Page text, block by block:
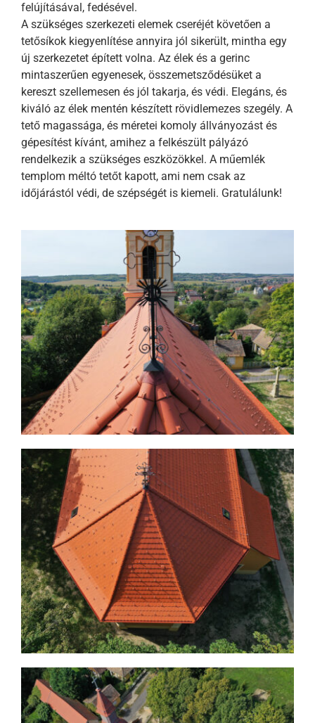
felújításával, fedésével.
A szükséges szerkezeti elemek cseréjét követően a
tetősíkok kiegyenlítése annyira jól sikerült, mintha egy
új szerkezetet épített volna. Az élek és a gerinc
mintaszerűen egyenesek, összemetsződésüket a
kereszt szellemesen és jól takarja, és védi. Elegáns, és
kiváló az élek mentén készített rövidlemezes szegély. A
tető magassága, és méretei komoly állványozást és
gépesítést kívánt, amihez a felkészült pályázó
rendelkezik a szükséges eszközökkel. A műemlék
templom méltó tetőt kapott, ami nem csak az
időjárástól védi, de szépségét is kiemeli. Gratulálunk!